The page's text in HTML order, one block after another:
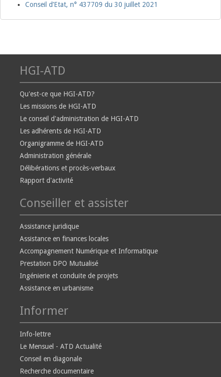
Conseil d’Etat, n° 437709 du 30 juillet 2021
HGI-ATD
Qu'est-ce que HGI-ATD?
Les missions de HGI-ATD
Le conseil d'administration de HGI-ATD
Les adhérents de HGI-ATD
Organigramme de HGI-ATD
Administration générale
Délibérations et procès-verbaux
Rapport d'activité
Conseiller et assister
Assistance juridique
Assistance en finances locales
Accompagnement Numérique et Informatique
Prestation DPO Mutualisé
Ingénierie et conduite de projets
Assistance en urbanisme
Informer
Info-lettre
Le Mensuel - ATD Actualité
Conseil en diagonale
Recherche documentaire